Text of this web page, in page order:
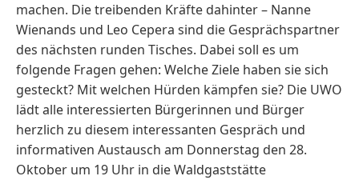
machen. Die treibenden Kräfte dahinter – Nanne
Wienands und Leo Cepera sind die Gesprächspartner
des nächsten runden Tisches. Dabei soll es um
folgende Fragen gehen: Welche Ziele haben sie sich
gesteckt? Mit welchen Hürden kämpfen sie? Die UWO
lädt alle interessierten Bürgerinnen und Bürger
herzlich zu diesem interessanten Gespräch und
informativen Austausch am Donnerstag den 28.
Oktober um 19 Uhr in die Waldgaststätte